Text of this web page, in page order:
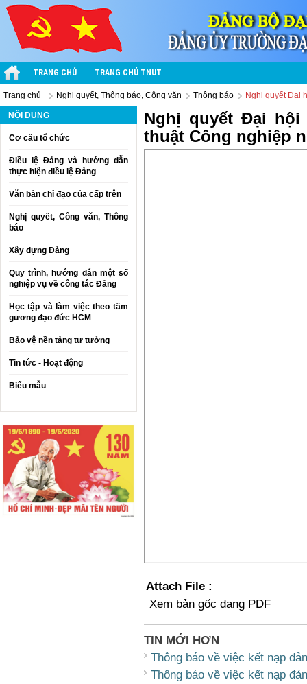
TRANG CHỦ TRANG CHỦ TNUT
Trang chủ Nghị quyết, Thông báo, Công văn Thông báo Nghị quyết Đại
NỘI DUNG
Cơ cấu tổ chức
Điều lệ Đảng và hướng dẫn
thực hiện điều lệ Đảng
Văn bản chỉ đạo của cấp trên
Nghị quyết, Công văn, Thông
báo
Xây dựng Đảng
Quy trình, hướng dẫn một số
nghiệp vụ về công tác Đảng
Học tập và làm việc theo tấm
gương đạo đức HCM
Bảo vệ nền tảng tư tưởng
Tin tức - Hoạt động
Biểu mẫu
Nghị quyết Đại
thuật Công nghiệp
Attach File :
Xem bản gốc dạng PDF
TIN MỚI HƠN
Thông báo về việc kết nạp
Thông báo về việc kết nạp